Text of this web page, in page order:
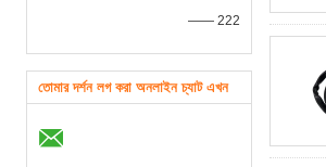
—— 222
তোমার দর্শন লগ করা অনলাইন চ্যাট এখন